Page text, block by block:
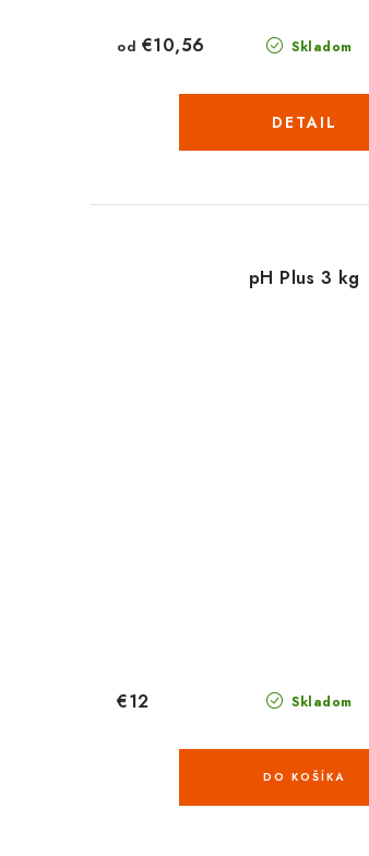
Skladom
od €10,56
DETAIL
pH Plus 3 kg
Skladom
€12
DO KOŠÍKA